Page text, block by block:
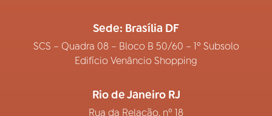
Sede: Brasília DF
SCS – Quadra 08 – Bloco B 50/60 – 1º Subsolo
Edifício Venâncio Shopping
Rio de Janeiro RJ
Rua da Relação, nº 18